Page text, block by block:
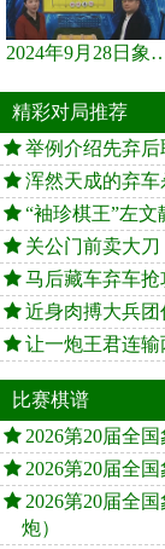
2024年9月28日象棋世界栏目，刘君、蒋川
精彩对局推荐
举例介绍先弃
浑然天成的弃
“袖珍棋王”左
关公门前卖大
马后藏车弃车
近身肉搏大兵团
让一炮王君连
比赛棋谱
2026第20届全
2026第20届全
2026第20届全
炮）